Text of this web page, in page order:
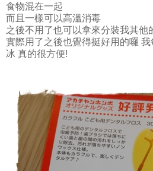
食物混在一起
而且一樣可以高溫消毒
之後不用了也可以拿來分裝我其他
實際用了之後也覺得挺好用的囉
冰 真的很方便!